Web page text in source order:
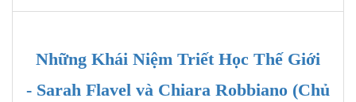
Những Khái Niệm Triết Học Thế Giới
- Sarah Flavel và Chiara Robbiano (Chủ